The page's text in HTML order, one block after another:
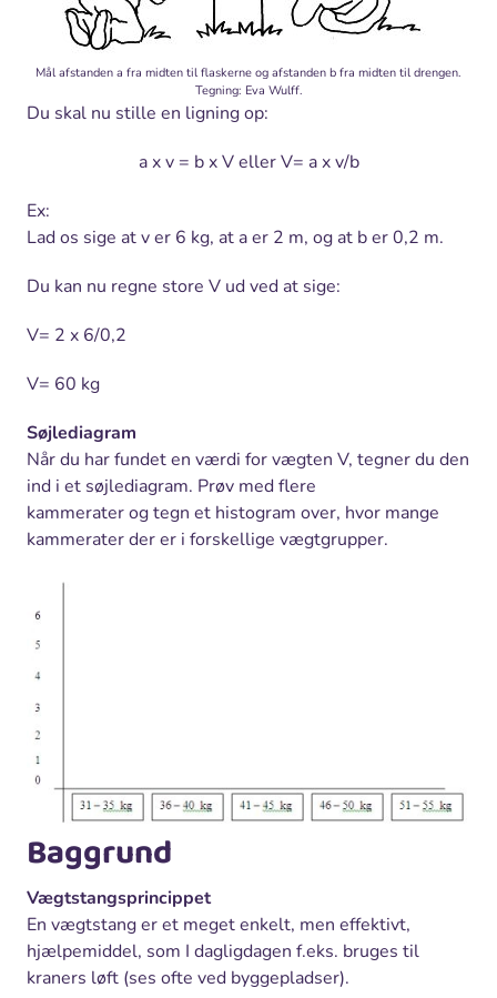
Mål afstanden a fra midten til flaskerne og afstanden b fra midten til drengen.
Tegning: Eva Wulff.
Du skal nu stille en ligning op:
a x v = b x V eller V= a x v/b
Ex:
Lad os sige at v er 6 kg, at a er 2 m, og at b er 0,2 m.
Du kan nu regne store V ud ved at sige:
V= 2 x 6/0,2
V= 60 kg
Søjlediagram
Når du har fundet en værdi for vægten V, tegner du den
ind i et søjlediagram. Prøv med flere
kammerater og tegn et histogram over, hvor mange
kammerater der er i forskellige vægtgrupper.
Baggrund
Vægtstangsprincippet
En vægtstang er et meget enkelt, men effektivt,
hjælpemiddel, som I dagligdagen f.eks. bruges til
kraners løft (ses ofte ved byggepladser).